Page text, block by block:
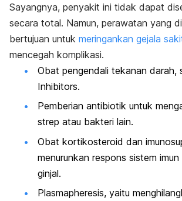
Sayangnya, penyakit ini tidak dapat
secara total. Namun, perawatan yang
bertujuan untuk meringankan gejala
mencegah komplikasi.
Obat pengendali tekanan darah,
Inhibitors.
Pemberian antibiotik untuk
strep atau bakteri lain.
Obat kortikosteroid dan
menurunkan respons sistem
ginjal.
Plasmapheresis, yaitu